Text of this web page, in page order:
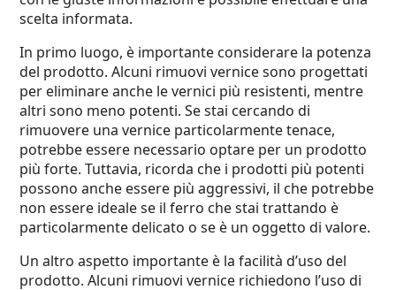
scelta informata.
In primo luogo, è importante considerare la potenza
del prodotto. Alcuni rimuovi vernice sono progettati
per eliminare anche le vernici più resistenti, mentre
altri sono meno potenti. Se stai cercando di
rimuovere una vernice particolarmente tenace,
potrebbe essere necessario optare per un prodotto
più forte. Tuttavia, ricorda che i prodotti più potenti
possono anche essere più aggressivi, il che potrebbe
non essere ideale se il ferro che stai trattando è
particolarmente delicato o se è un oggetto di valore.
Un altro aspetto importante è la facilità d’uso del
prodotto. Alcuni rimuovi vernice richiedono l’uso di